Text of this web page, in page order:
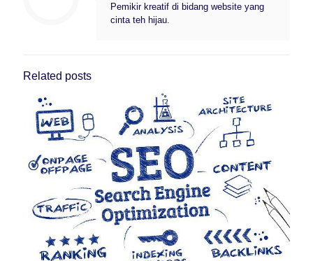
Pemikir kreatif di bidang website yang
cinta teh hijau.
Related posts